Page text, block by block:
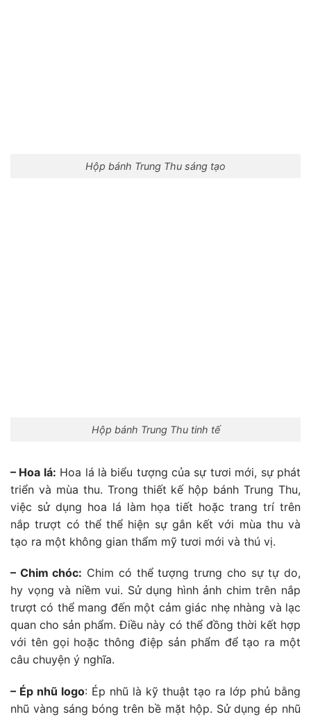
Hộp bánh Trung Thu sáng tạo
Hộp bánh Trung Thu tinh tế
– Hoa lá: Hoa lá là biểu tượng của sự tươi mới, sự phát
triển và mùa thu. Trong thiết kế hộp bánh Trung Thu,
việc sử dụng hoa lá làm họa tiết hoặc trang trí trên
nắp trượt có thể thể hiện sự gắn kết với mùa thu và
tạo ra một không gian thẩm mỹ tươi mới và thú vị.
– Chim chóc: Chim có thể tượng trưng cho sự tự do,
hy vọng và niềm vui. Sử dụng hình ảnh chim trên nắp
trượt có thể mang đến một cảm giác nhẹ nhàng và lạc
quan cho sản phẩm. Điều này có thể đồng thời kết hợp
với tên gọi hoặc thông điệp sản phẩm để tạo ra một
câu chuyện ý nghĩa.
– Ép nhũ logo: Ép nhũ là kỹ thuật tạo ra lớp phủ bằng
nhũ vàng sáng bóng trên bề mặt hộp. Sử dụng ép nhũ